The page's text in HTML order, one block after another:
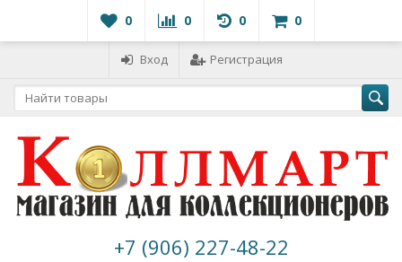
0 0 0 0
Вход Регистрация
+7 (906) 227-48-22